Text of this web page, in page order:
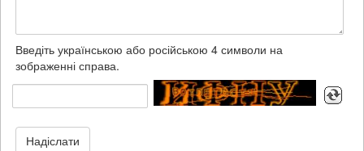
Введіть українською або російською 4 символи на
зображенні справа.
Надіслати